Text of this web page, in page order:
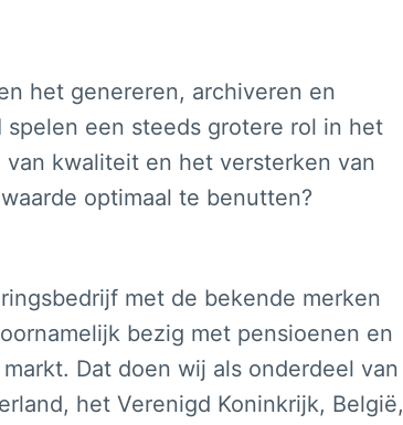
het genereren, archiveren en
een steeds grotere rol in het
kwaliteit en het versterken van
optimaal te benutten?
met de bekende merken
bezig met pensioenen en
Dat doen wij als onderdeel van
het Verenigd Koninkrijk, België,